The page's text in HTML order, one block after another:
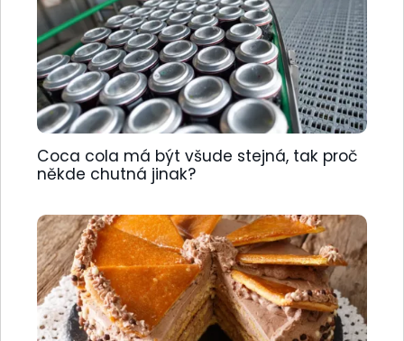
Coca cola má být všude stejná, tak proč
někde chutná jinak?